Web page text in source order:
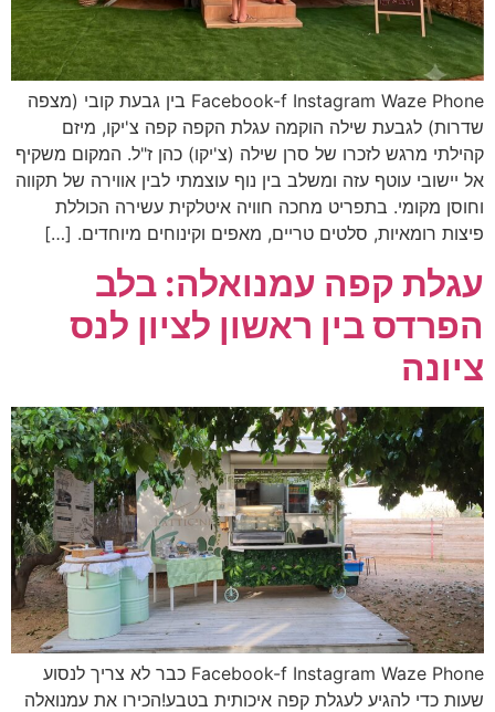
Facebook-f Instagram Waze Phone בין גבעת קובי (מצפה
שדרות) לגבעת שילה הוקמה עגלת הקפה קפה צ'יקו, מיזם
קהילתי מרגש לזכרו של סרן שילה (צ'יקו) כהן ז"ל. המקום משקיף
אל יישובי עוטף עזה ומשלב בין נוף עוצמתי לבין אווירה של תקווה
וחוסן מקומי. בתפריט מחכה חוויה איטלקית עשירה הכוללת
פיצות רומאיות, סלטים טריים, מאפים וקינוחים מיוחדים. […]
עגלת קפה עמנואלה: בלב
הפרדס בין ראשון לציון לנס
ציונה
Facebook-f Instagram Waze Phone כבר לא צריך לנסוע
שעות כדי להגיע לעגלת קפה איכותית בטבע!הכירו את עמנואלה